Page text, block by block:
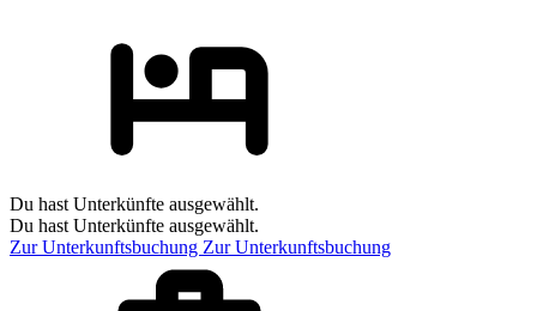
Du hast Unterkünfte ausgewählt.
Du hast Unterkünfte ausgewählt.
Zur Unterkunftsbuchung Zur Unterkunftsbuchung